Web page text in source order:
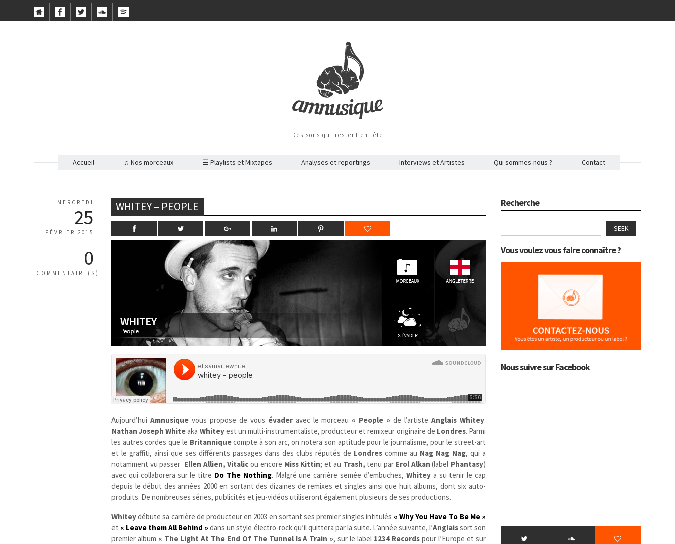
Des sons qui restent en tête
Accueil ♫ Nos morceaux ☰ Playlists et Mixtapes Analyses et reportings Interviews et Artistes Qui sommes-nous ? Contact
MERCREDI
25
FÉVRIER 2015
0
COMMENTAIRE(S)
WHITEY – PEOPLE
Aujourd’hui Amnusiquevous propose de vous évaderavec le morceau « People » de l’artisteAnglais Whitey.
Nathan Joseph Whiteaka Whiteyest un multi-instrumentaliste, producteur et remixeur originaire de Londres. Parmi
les autres cordes que le Britanniquecompte à son arc, on notera son aptitude pour le journalisme, pour le street-art
et le graffiti, ainsi que ses différents passages dans des clubs réputés de Londres comme au Nag Nag Nag, qui a
notamment vu passer Ellen Allien, Vitalicou encore Miss Kittin; et au Trash, tenu par Erol Alkan(label Phantasy)
avec qui collaborera sur le titre Do The Nothing. Malgré une carrière semée d’embuches, Whiteya su tenir le cap
depuis le début des années 2000 en sortant des dizaines de remixes et singles ainsi que huit albums, dont six auto-
produits. De nombreuses séries, publicités et jeu-vidéos utiliseront également plusieurs de ses productions.
Whiteydébute sa carrière de producteur en 2003 en sortant ses premier singles intitulés « Why You Have To Be Me »
et « Leave them All Behind » dans un style électro-rock qu’il quittera par la suite. L’année suivante, l’Anglaissort son
premier album « The Light At The End Of The Tunnel Is A Train », sur le label 1234 Records pour l’Europe et sur
Recherche
SEEK
Vous voulez vous faire connaître ?
Nous suivre sur Facebook